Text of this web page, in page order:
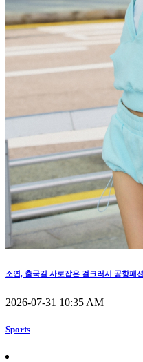
소연, 출국길 사로잡은 걸크러시 공항패
2026-07-31 10:35 AM
Sports